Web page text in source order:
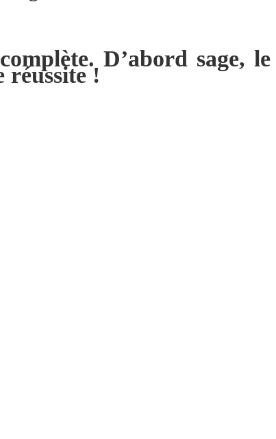
D’abord sage, le
réussite !